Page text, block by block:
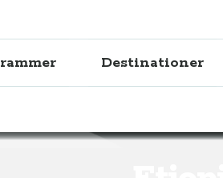
Destinationer